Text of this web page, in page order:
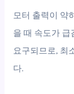
모터 출력이 약
을 때 속도가 급
요구되므로, 최
다.